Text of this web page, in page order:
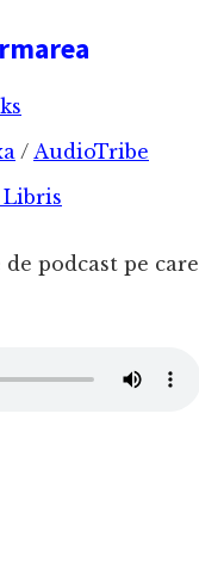
/ AudioTribe
Libris
podcast pe care